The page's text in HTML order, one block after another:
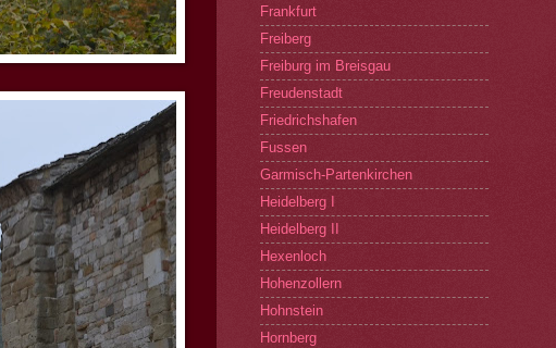
Frankfurt
Freiberg
Freiburg im Breisgau
Freudenstadt
Friedrichshafen
Fussen
Garmisch-Partenkirchen
Heidelberg I
Heidelberg II
Hexenloch
Hohenzollern
Hohnstein
Hornberg